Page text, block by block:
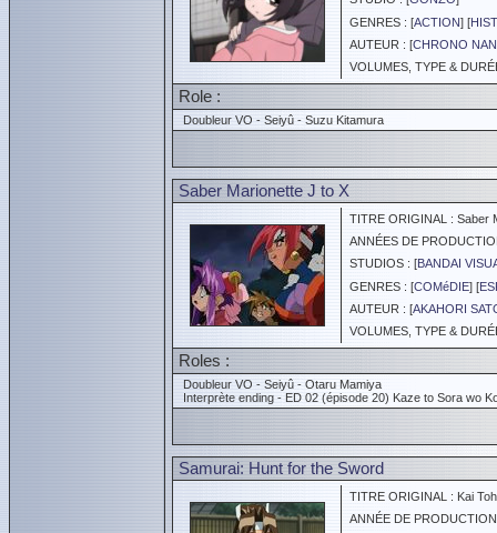
GENRES : [ACTION] [
AUTEUR : [CHRONO
VOLUMES, TYPE &
Role :
Doubleur VO - Seiyû - Suzu Kitamura
Saber Marionette J to X
TITRE ORIGINAL : Saber
ANNÉES DE
STUDIOS : [BANDAI
GENRES : [COMéDIE] [
AUTEUR : [AKAHORI
VOLUMES, TYPE &
Roles :
Doubleur VO - Seiyû - Otaru Mamiya
Interprète ending - ED 02 (épisode 20) Kaze to Sora wo
Samurai: Hunt for the Sword
TITRE ORIGINAL : Kai
ANNÉE DE